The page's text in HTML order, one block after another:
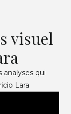
visuel
analyses qui
Lara